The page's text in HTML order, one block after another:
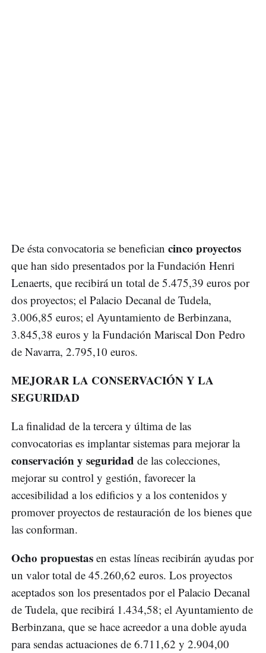
De ésta convocatoria se benefician cinco proyectos
que han sido presentados por la Fundación Henri
Lenaerts, que recibirá un total de 5.475,39 euros por
dos proyectos; el Palacio Decanal de Tudela,
3.006,85 euros; el Ayuntamiento de Berbinzana,
3.845,38 euros y la Fundación Mariscal Don Pedro
de Navarra, 2.795,10 euros.
MEJORAR LA CONSERVACIÓN Y LA
SEGURIDAD
La finalidad de la tercera y última de las
convocatorias es implantar sistemas para mejorar la
conservación y seguridad de las colecciones,
mejorar su control y gestión, favorecer la
accesibilidad a los edificios y a los contenidos y
promover proyectos de restauración de los bienes que
las conforman.
Ocho propuestas en estas líneas recibirán ayudas por
un valor total de 45.260,62 euros. Los proyectos
aceptados son los presentados por el Palacio Decanal
de Tudela, que recibirá 1.434,58; el Ayuntamiento de
Berbinzana, que se hace acreedor a una doble ayuda
para sendas actuaciones de 6.711,62 y 2.904,00